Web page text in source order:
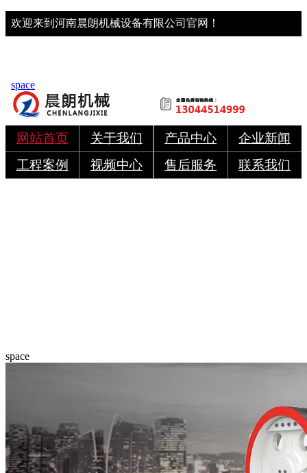
欢迎来到河南晨朗机械设备有限公司官网！
space
网站首页 关于我们 产品中心
企业新闻
工程案例
视频中心 售后服务 联系我们
space